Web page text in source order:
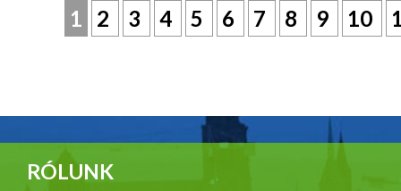
1 2 3 4 5 6 7 8 9 10
RÓLUNK